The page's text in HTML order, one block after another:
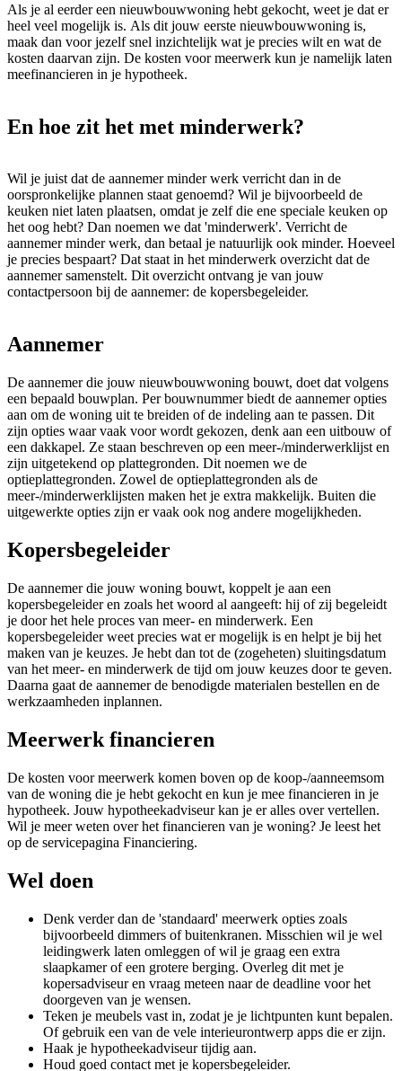
Als je al eerder een nieuwbouwwoning hebt gekocht, weet je dat er
heel veel mogelijk is. Als dit jouw eerste nieuwbouwwoning is,
maak dan voor jezelf snel inzichtelijk wat je precies wilt en wat de
kosten daarvan zijn. De kosten voor meerwerk kun je namelijk laten
meefinancieren in je hypotheek.
En hoe zit het met minderwerk?
Wil je juist dat de aannemer minder werk verricht dan in de
oorspronkelijke plannen staat genoemd? Wil je bijvoorbeeld de
keuken niet laten plaatsen, omdat je zelf die ene speciale keuken op
het oog hebt? Dan noemen we dat 'minderwerk'. Verricht de
aannemer minder werk, dan betaal je natuurlijk ook minder. Hoeveel
je precies bespaart? Dat staat in het minderwerk overzicht dat de
aannemer samenstelt. Dit overzicht ontvang je van jouw
contactpersoon bij de aannemer: de kopersbegeleider.
Aannemer
De aannemer die jouw nieuwbouwwoning bouwt, doet dat volgens
een bepaald bouwplan. Per bouwnummer biedt de aannemer opties
aan om de woning uit te breiden of de indeling aan te passen. Dit
zijn opties waar vaak voor wordt gekozen, denk aan een uitbouw of
een dakkapel. Ze staan beschreven op een meer-/minderwerklijst en
zijn uitgetekend op plattegronden. Dit noemen we de
optieplattegronden. Zowel de optieplattegronden als de
meer-/minderwerklijsten maken het je extra makkelijk. Buiten die
uitgewerkte opties zijn er vaak ook nog andere mogelijkheden.
Kopersbegeleider
De aannemer die jouw woning bouwt, koppelt je aan een
kopersbegeleider en zoals het woord al aangeeft: hij of zij begeleidt
je door het hele proces van meer- en minderwerk. Een
kopersbegeleider weet precies wat er mogelijk is en helpt je bij het
maken van je keuzes. Je hebt dan tot de (zogeheten) sluitingsdatum
van het meer- en minderwerk de tijd om jouw keuzes door te geven.
Daarna gaat de aannemer de benodigde materialen bestellen en de
werkzaamheden inplannen.
Meerwerk financieren
De kosten voor meerwerk komen boven op de koop-/aanneemsom
van de woning die je hebt gekocht en kun je mee financieren in je
hypotheek. Jouw hypotheekadviseur kan je er alles over vertellen.
Wil je meer weten over het financieren van je woning? Je leest het
op de servicepagina Financiering.
Wel doen
Denk verder dan de 'standaard' meerwerk opties zoals
bijvoorbeeld dimmers of buitenkranen. Misschien wil je wel
leidingwerk laten omleggen of wil je graag een extra
slaapkamer of een grotere berging. Overleg dit met je
kopersadviseur en vraag meteen naar de deadline voor het
doorgeven van je wensen.
Teken je meubels vast in, zodat je je lichtpunten kunt bepalen.
Of gebruik een van de vele interieurontwerp apps die er zijn.
Haak je hypotheekadviseur tijdig aan.
Houd goed contact met je kopersbegeleider.